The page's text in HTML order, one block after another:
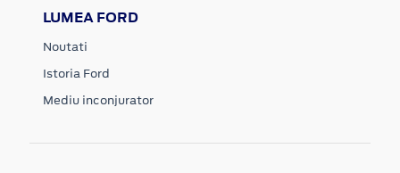
LUMEA FORD
Noutati
Istoria Ford
Mediu inconjurator